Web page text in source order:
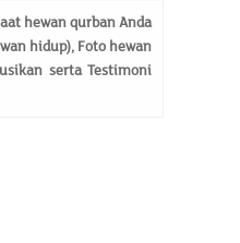
hewan qurban Anda
hidup), Foto hewan
serta Testimoni